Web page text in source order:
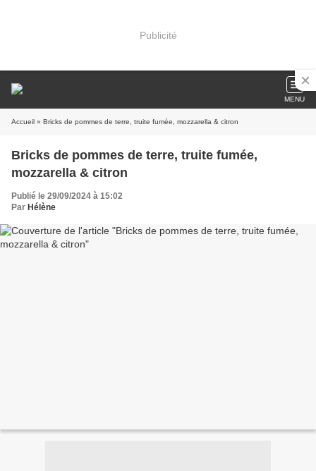
Publicité
MENU
Accueil » Bricks de pommes de terre, truite fumée, mozzarella & citron
Bricks de pommes de terre, truite fumée,
mozzarella & citron
Publié le 29/09/2024 à 15:02
Par Hélène